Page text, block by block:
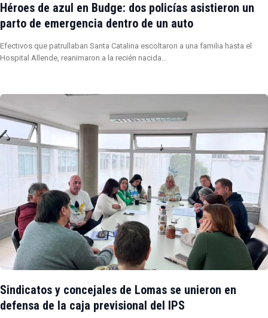
Héroes de azul en Budge: dos policías asistieron un
parto de emergencia dentro de un auto
Efectivos que patrullaban Santa Catalina escoltaron a una familia hasta el
Hospital Allende, reanimaron a la recién nacida…
Sindicatos y concejales de Lomas se unieron en
defensa de la caja previsional del IPS